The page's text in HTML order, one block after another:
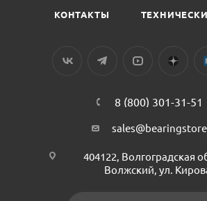
КОНТАКТЫ
8 (800) 301-31-51
404122, Волгоградская
Волжский, ул.